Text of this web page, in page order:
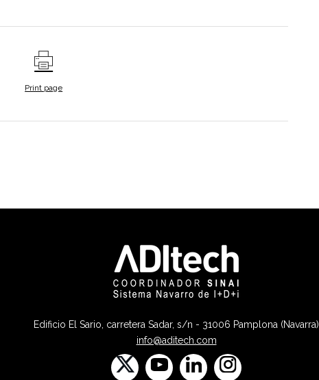
Print page
Edificio El Sario, carretera Sadar, s/n - 31006 Pamplona (Navarra)
info@aditech.com